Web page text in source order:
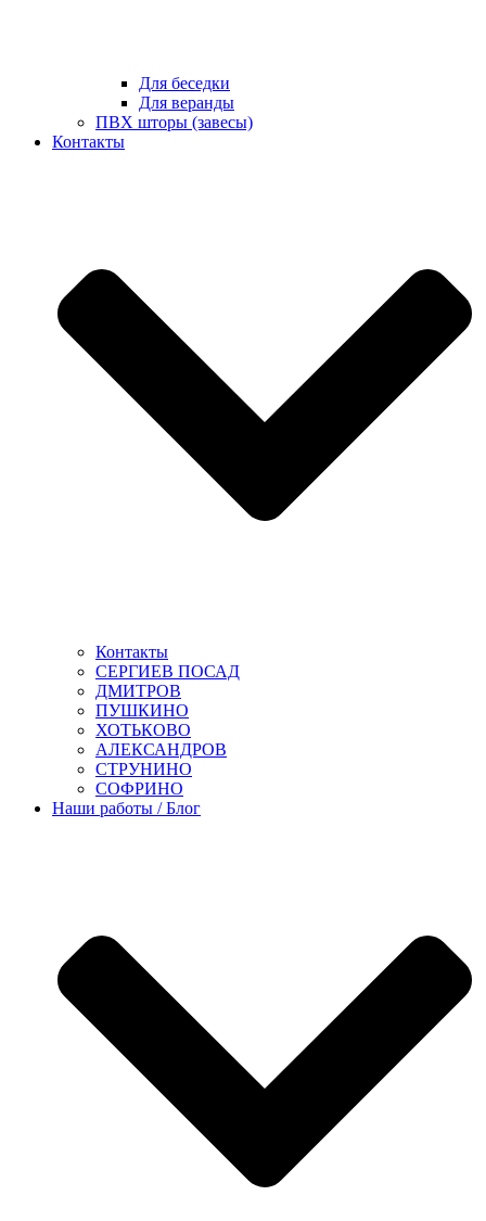
Для беседки
Для веранды
ПВХ шторы (завесы)
Контакты
Контакты
СЕРГИЕВ ПОСАД
ДМИТРОВ
ПУШКИНО
ХОТЬКОВО
АЛЕКСАНДРОВ
СТРУНИНО
СОФРИНО
Наши работы / Блог